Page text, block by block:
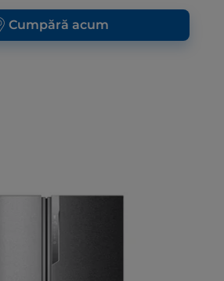
Cumpără acum